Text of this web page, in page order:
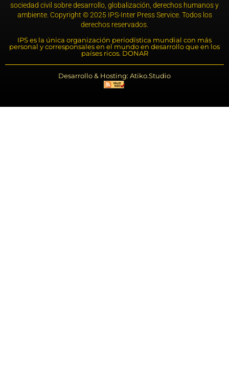
sociedad civil sobre desarrollo, globalización, derechos humanos y
ambiente. Copyright © 2025 IPS-Inter Press Service. Todos los
derechos reservados.
IPS es la única organización periodística mundial con más
personal y corresponsales en el mundo en desarrollo que en los
países ricos. DONAR
Desarrollo & Hosting: Atiko.Studio